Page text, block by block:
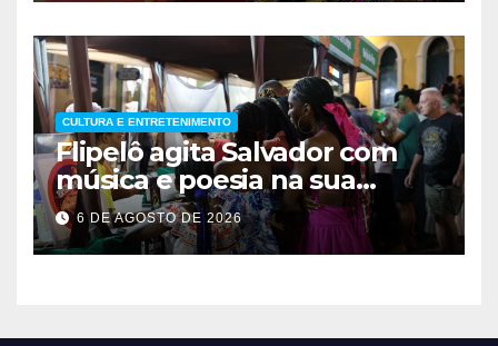
CULTURA E ENTRETENIMENTO
Flipelô agita Salvador com
música e poesia na sua
décima edição
6 DE AGOSTO DE 2026